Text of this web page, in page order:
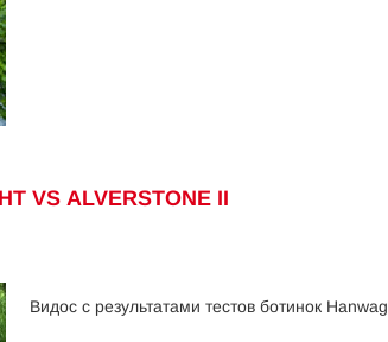
VS ALVERSTONE II
Видос с результатами тестов ботинок Hanwag